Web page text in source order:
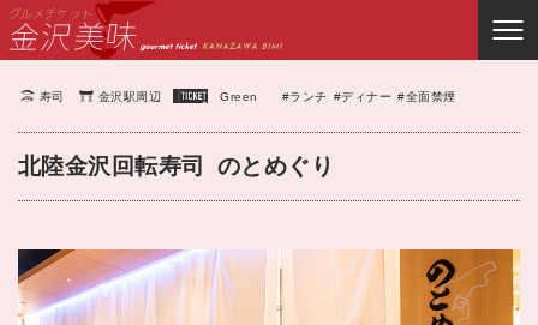
寿司 金沢駅周辺 Green #ランチ #ディナー #全面禁煙
北陸金沢回転寿司 のとめぐり